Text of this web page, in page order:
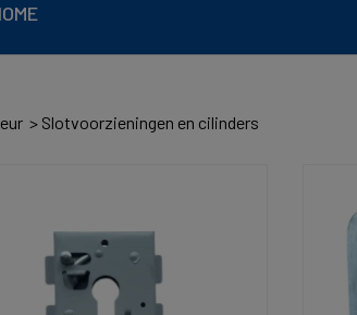
Slotvoorzieningen en cilinders